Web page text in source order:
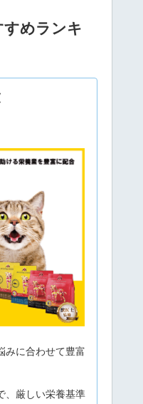
めランキ
みに合わせて豊富
、厳しい栄養基準